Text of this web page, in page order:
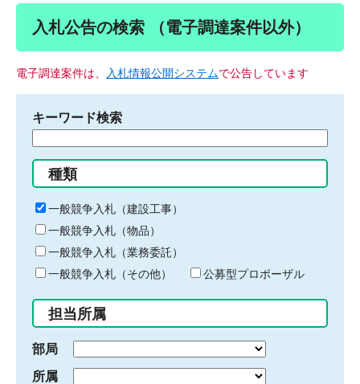
入札公告の検索 （電子調達案件以外）
電子調達案件は、 入札情報公開システムで公告しています
キーワード検索
る
キ
ー
ワ
ー
ド
入
力
種類
一般競争入札（建設工事）
一般競争入札（物品）
一般競争入札（業務委託）
一般競争入札（その他）
公募型プロポーザル
担当所属
部局
所属